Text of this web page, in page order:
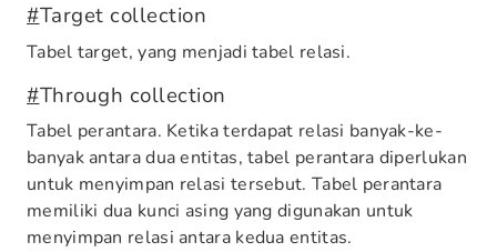
#Target collection
Tabel target, yang menjadi tabel relasi.
#Through collection
Tabel perantara. Ketika terdapat relasi banyak-ke-
banyak antara dua entitas, tabel perantara diperlukan
untuk menyimpan relasi tersebut. Tabel perantara
memiliki dua kunci asing yang digunakan untuk
menyimpan relasi antara kedua entitas.